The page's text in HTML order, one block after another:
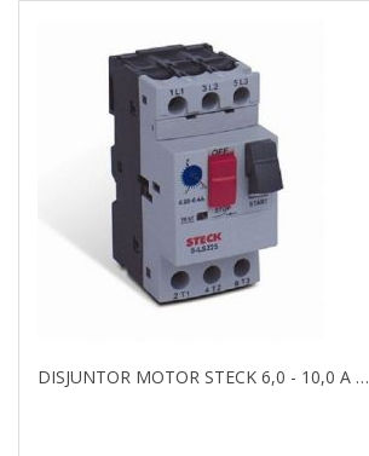
DISJUNTOR MOTOR STECK 6,0 - 10,0 A …